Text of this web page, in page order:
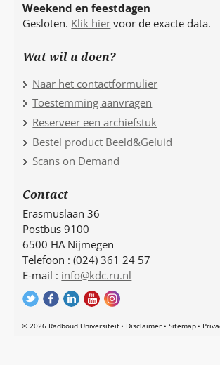
Weekend en feestdagen
Gesloten. Klik hier voor de exacte data.
Wat wil u doen?
Naar het contactformulier
Toestemming aanvragen
Reserveer een archiefstuk
Bestel product Beeld&Geluid
Scans on Demand
Contact
Erasmuslaan 36
Postbus 9100
6500 HA Nijmegen
Telefoon : (024) 361 24 57
E-mail : info@kdc.ru.nl
© 2026 Radboud Universiteit Disclaimer Sitemap